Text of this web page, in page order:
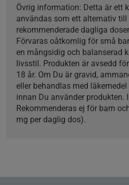
Övrig information: Detta är ett
användas som ett alternativ till
rekommenderade dagliga
Förvaras oåtkomlig för små
en mångsidig och balanserad
livsstil. Produkten är avsedd
18 år. Om Du är gravid,
eller behandlas med
innan Du använder produkten.
Rekommenderas ej för barn
mg per daglig dos).